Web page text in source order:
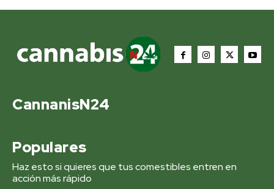
CannanisN24
Populares
Haz esto si quieres que tus comestibles entren en
acción más rápido